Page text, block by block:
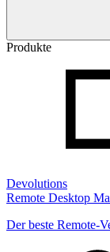
Produkte
Devolutions
Remote Desktop
Der beste Remote-